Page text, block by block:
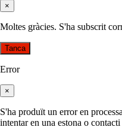
×
Moltes gràcies. S'ha subscrit
Tanca
Error
×
S'ha produït un error en
intentar en una estona o